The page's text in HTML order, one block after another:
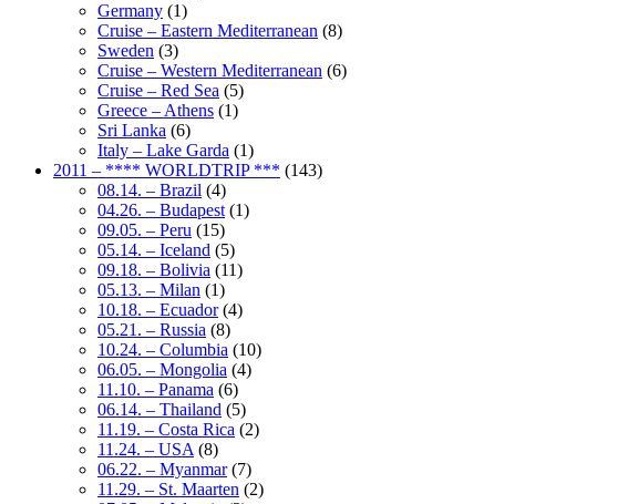
Germany (1)
Cruise – Eastern Mediterranean (8)
Sweden (3)
Cruise – Western Mediterranean (6)
Cruise – Red Sea (5)
Greece – Athens (1)
Sri Lanka (6)
Italy – Lake Garda (1)
2011 – **** WORLDTRIP *** (143)
08.14. – Brazil (4)
04.26. – Budapest (1)
09.05. – Peru (15)
05.14. – Iceland (5)
09.18. – Bolivia (11)
05.13. – Milan (1)
10.18. – Ecuador(4)
05.21. – Russia (8)
10.24. – Columbia (10)
06.05. – Mongolia (4)
11.10. – Panama (6)
06.14. – Thailand (5)
11.19. – Costa Rica (2)
11.24. – USA (8)
06.22. – Myanmar(7)
11.29. – St. Maarten (2)